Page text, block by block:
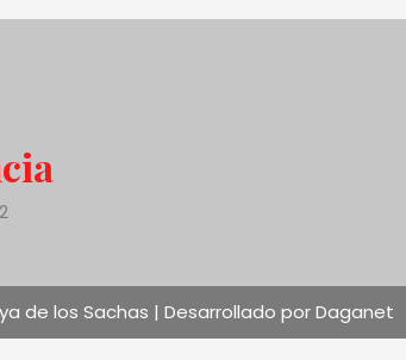
de los Sachas | Desarrollado por Daganet